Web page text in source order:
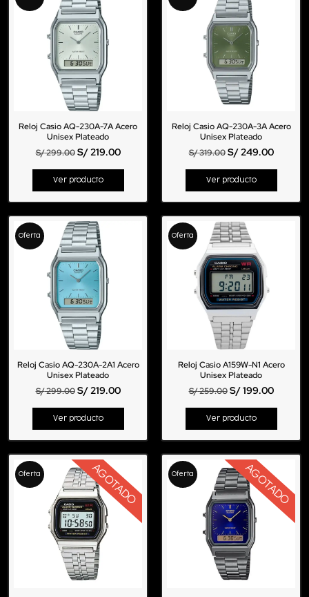
Reloj Casio AQ-230A-7A Acero
Unisex Plateado
S/299.00 S/219.00
Ver producto
Reloj Casio AQ-230A-3A Acero
Unisex Plateado
S/319.00 S/249.00
Ver producto
Oferta
Reloj Casio AQ-230A-2A1 Acero
Unisex Plateado
S/299.00 S/219.00
Ver producto
Oferta
Reloj Casio A159W-N1 Acero
Unisex Plateado
S/259.00 S/199.00
Ver producto
Oferta AGOTADO Oferta AGOTADO